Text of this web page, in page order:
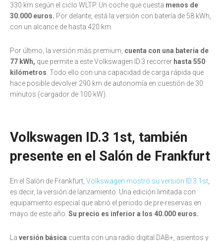
330 km según el ciclo WLTP. Un coche que cuesta menos de
30.000 euros. Por delante, está la versión con batería de 58 kWh,
con un alcance de hasta 420 km.
Por último, la versión más premium, cuenta con una bateria de
77 kWh, que permite a este Volkswagen ID.3 recorrer hasta 550
kilómetros . Todo ello con una capacidad de carga rápida que
hace posible devolver 290 km de autonomía en cuestión de 30
minutos (cargador de 100 kW).
Volkswagen ID.3 1st, también
presente en el Salón de Frankfurt
En el Salón de Frankfurt, Volkswagen mostró su versión ID.3 1st
es decir, la versión de lanzamiento. Una edición limitada con
equipamiento especial que abrió el periodo de pre-reservas en
mayo de este año. Su precio es inferior a los 40.000 euros.
La versión básica cuenta con una radio digital DAB+, asientos y